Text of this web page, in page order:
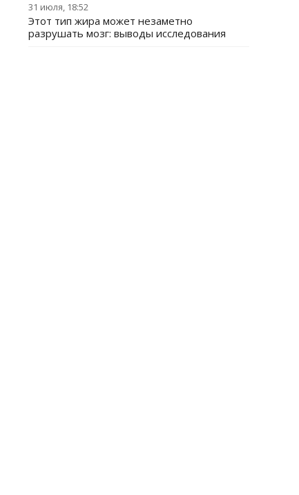
31 июля, 18:52
Этот тип жира может незаметно
разрушать мозг: выводы исследования